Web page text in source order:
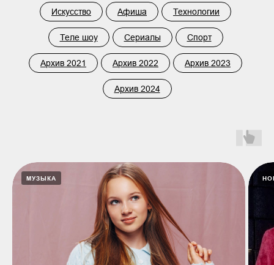
Искусство Афиша Технологии
Теле шоу Сериалы Спорт
Архив 2021 Архив 2022 Архив 2023
Архив 2024
МУЗЫКА